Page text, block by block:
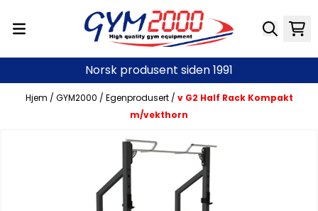
Norsk produsent siden 1991
Hjem / GYM2000 / Egenprodusert / v G2 Half Rack Kompakt
m/vekthorn